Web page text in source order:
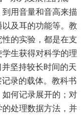
用音量和音高来描
及耳的功能等。教
的实验，都是在支
生获得对科学的理
坚持较长时间的天
录的载体。教科书
何记录展开的；对
处理数据方法，并